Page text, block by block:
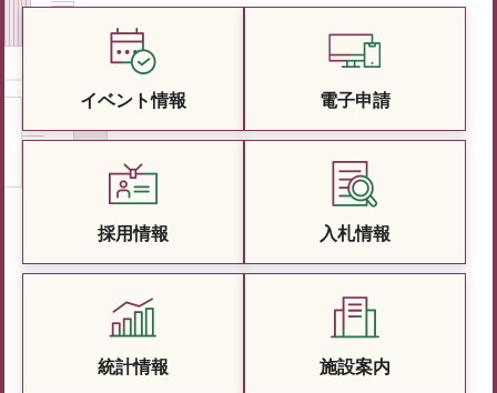
イベント情報 電子申請
採用情報 入札情報
統計情報 施設案内